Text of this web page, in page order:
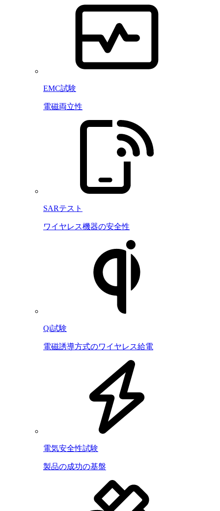
EMC試験
電磁両立性
SARテスト
ワイヤレス機器の安全性
Qi試験
電磁誘導方式のワイヤレス給電
電気安全性試験
製品の成功の基盤